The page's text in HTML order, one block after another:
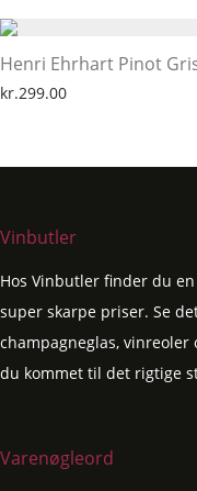
Henri Ehrhart Pinot
kr.299.00
Vinbutler
Hos Vinbutler finder du
super skarpe priser. Se
champagneglas, vinreoler
du kommet til det rigtige
Varenøgleord